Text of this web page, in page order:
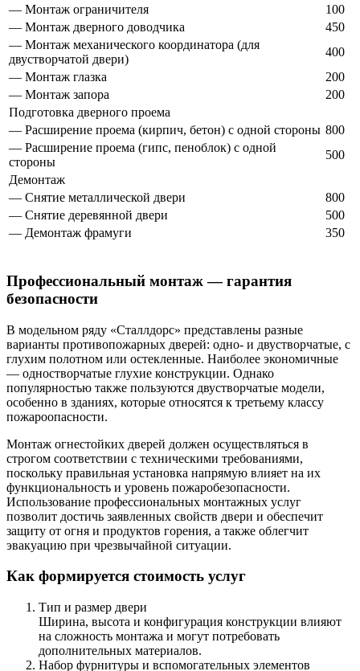
— Монтаж ограничителя
100
— Монтаж дверного доводчика
450
— Монтаж механического координатора (для
двустворчатой двери)
400
— Монтаж глазка
200
— Монтаж запора
200
Подготовка дверного проема
— Расширение проема (кирпич, бетон) с одной стороны 800
— Расширение проема (гипс, пеноблок) с одной
стороны
500
Демонтаж
— Снятие металлической двери
800
— Снятие деревянной двери
500
— Демонтаж фрамуги
350
Профессиональный монтаж — гарантия
безопасности
В модельном ряду «Сталлдорс» представлены разные
варианты противопожарных дверей: одно- и двустворчатые, с
глухим полотном или остекленные. Наиболее экономичные
— одностворчатые глухие конструкции. Однако
популярностью также пользуются двустворчатые модели,
особенно в зданиях, которые относятся к третьему классу
пожароопасности.
Монтаж огнестойких дверей должен осуществляться в
строгом соответствии с техническими требованиями,
поскольку правильная установка напрямую влияет на их
функциональность и уровень пожаробезопасности.
Использование профессиональных монтажных услуг
позволит достичь заявленных свойств двери и обеспечит
защиту от огня и продуктов горения, а также облегчит
эвакуацию при чрезвычайной ситуации.
Как формируется стоимость услуг
Тип и размер двери
Ширина, высота и конфигурация конструкции влияют
на сложность монтажа и могут потребовать
дополнительных материалов.
Набор фурнитуры и вспомогательных элементов